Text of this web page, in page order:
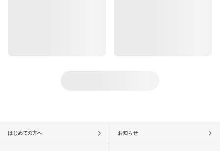
はじめての方へ お知らせ